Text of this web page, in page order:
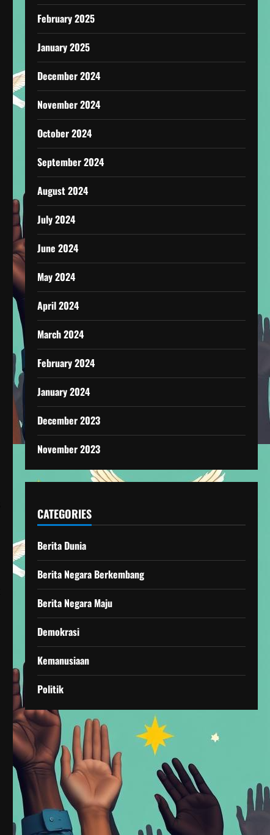
February 2025
January 2025
December 2024
November 2024
October 2024
September 2024
August 2024
July 2024
June 2024
May 2024
April 2024
March 2024
February 2024
January 2024
December 2023
November 2023
CATEGORIES
Berita Dunia
Berita Negara Berkembang
Berita Negara Maju
Demokrasi
Kemanusiaan
Politik